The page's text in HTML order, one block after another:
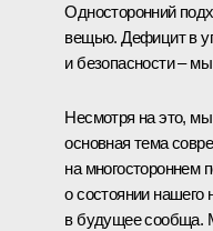
Односторонний
вещью. Дефицит в
и безопасности –
Несмотря на это,
основная тема
на многостороннем
о состоянии нашего
в будущее сообща.